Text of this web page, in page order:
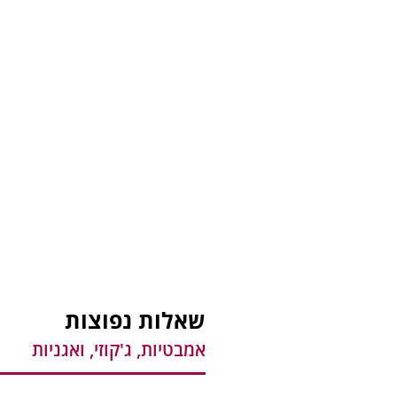
שאלות נפוצות
אמבטיות, ג'קוזי, ואגניות